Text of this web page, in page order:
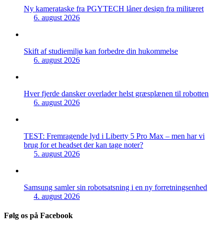
Ny kamerataske fra PGYTECH låner design fra militæret
6. august 2026
Skift af studiemiljø kan forbedre din hukommelse
6. august 2026
Hver fjerde dansker overlader helst græsplænen til robotten
6. august 2026
TEST: Fremragende lyd i Liberty 5 Pro Max – men har vi
brug for et headset der kan tage noter?
5. august 2026
Samsung samler sin robotsatsning i en ny forretningsenhed
4. august 2026
Følg os på Facebook